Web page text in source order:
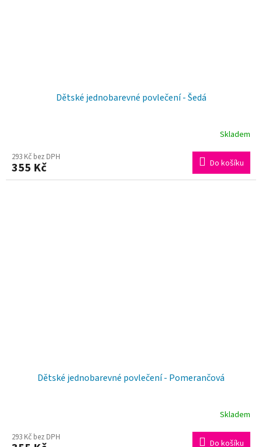
Dětské jednobarevné povlečení - Šedá
Skladem
293 Kč bez DPH
355 Kč Do košíku
Dětské jednobarevné povlečení - Pomerančová
Skladem
293 Kč bez DPH
Do košíku